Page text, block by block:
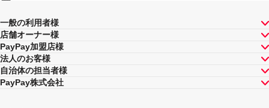
一般の利用者様
店舗オーナー様
PayPay加盟店様
法人のお客様
自治体の担当者様
PayPay株式会社